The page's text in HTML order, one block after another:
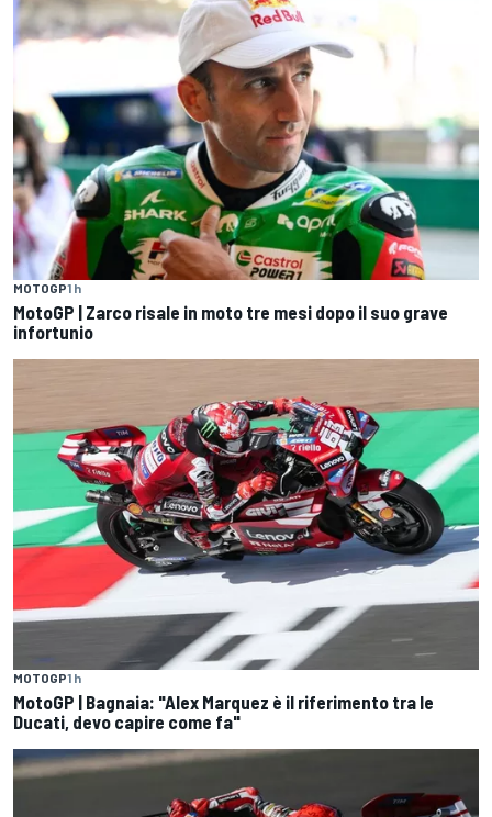
MOTOGP1 h
MotoGP | Zarco risale in moto tre mesi dopo il suo grave
infortunio
MOTOGP1 h
MotoGP | Bagnaia: "Alex Marquez è il riferimento tra le
Ducati, devo capire come fa"